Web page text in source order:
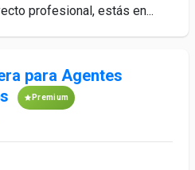
profesional, estás en...
para Agentes
Premium